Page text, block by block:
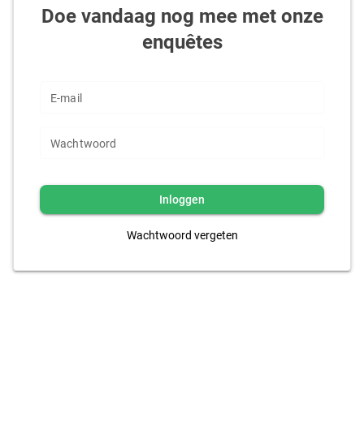
Doe vandaag nog mee met onze
enquêtes
E-mail
Wachtwoord
Inloggen
Wachtwoord vergeten